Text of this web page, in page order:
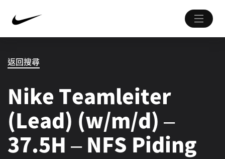
返回搜尋
Nike Teamleiter
(Lead) (w/m/d) –
37.5H – NFS Piding